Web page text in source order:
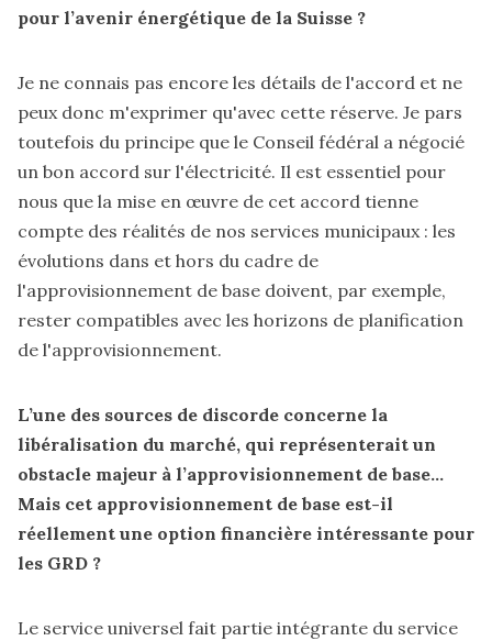
pour l’avenir énergétique de la Suisse ?
Je ne connais pas encore les détails de l'accord et ne
peux donc m'exprimer qu'avec cette réserve. Je pars
toutefois du principe que le Conseil fédéral a négocié
un bon accord sur l'électricité. Il est essentiel pour
nous que la mise en œuvre de cet accord tienne
compte des réalités de nos services municipaux : les
évolutions dans et hors du cadre de
l'approvisionnement de base doivent, par exemple,
rester compatibles avec les horizons de planification
de l'approvisionnement.
L’une des sources de discorde concerne la
libéralisation du marché, qui représenterait un
obstacle majeur à l’approvisionnement de base…
Mais cet approvisionnement de base est-il
réellement une option financière intéressante pour
les GRD ?
Le service universel fait partie intégrante du service